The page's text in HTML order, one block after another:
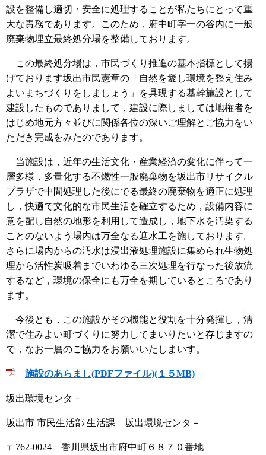
設を整備し適切・安全に処理することが私たちにとって重
大な責務であります。このため，府中町字一の谷内に一般
廃棄物埋立最終処分場を整備しております。
この最終処分場は，市民づくり推進の基本指標として揚
げております坂出市民憲章の「自然を愛し環境を整え住み
よいまちづくりをしましょう」を具現する基幹施設として
建設したものでありまして，建設に際しましては地権者を
はじめ地元方々並びに関係各位の深いご理解とご協力をい
ただき完成をみたのであります。
当施設は，近年の生活文化・産業経済の変化に伴って一
層多様，多量化する不燃性一般廃棄物を坂出市リサイクル
プラザで中間処理した後にでる最終の廃棄物を適正に処理
し，快適で文化的な市民生活を確立するため，設備内容に
意を配し自然の地形を利用して造成し，地下水を汚染する
ことのないよう場内は万全なる遮水工を施しております。
さらに場内からの汚水は浸出液処理施設に集められ生物処
理から活性炭吸着までいわゆる三次処理を行なった後放流
するなど，環境の保全にも万全を期しているところであり
ます。
今後とも，この施設がその機能と役割を十分発揮し，清
潔で住みよい町づくりに努力してまいりたいと存じますの
で，なお一層のご協力をお願いいたしまいす。
施設のあらまし(PDFファイル)(１５MB)
坂出環境センタ－
坂出市 市民生活部 生活課 坂出環境センタ－
〒762-0024 香川県坂出市府中町６８７０番地